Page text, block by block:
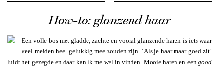
How-to: glanzend haar
Een volle bos met gladde, zachte en vooral glanzende haren is iets waar
veel meiden heel gelukkig mee zouden zijn. ‘Als je haar maar goed zit’
luidt het gezegde en daar kan ik me wel in vinden. Mooie haren en een good